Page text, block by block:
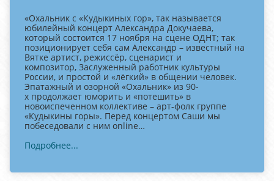
«Охальник с «Кудыкиных гор», так называется
юбилейный концерт Александра Докучаева,
который состоится 17 ноября на сцене ОДНТ; так
позиционирует себя сам Александр – известный на
Вятке артист, режиссёр, сценарист и
композитор, Заслуженный работник культуры
России, и простой и «лёгкий» в общении человек.
Эпатажный и озорной «Охальник» из 90-
х продолжает юморить и «потешить» в
новоиспеченном коллективе – арт-фолк группе
«Кудыкины горы». Перед концертом Саши мы
побеседовали с ним online…
Подробнее...